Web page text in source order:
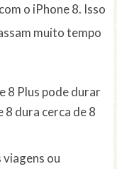
o iPhone 8. Isso
muito tempo
8 Plus pode durar
8 dura cerca de 8
ou